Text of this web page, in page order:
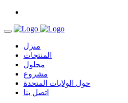
منزل
المنتجات
محلول
مشروع
حول الولايات المتحدة
اتصل بنا